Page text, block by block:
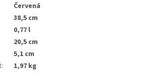
Červená
38,5 cm
0,77 l
20,5 cm
5,1 cm
: 1,97 kg